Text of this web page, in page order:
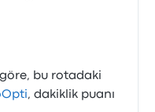
bu rotadaki
, dakiklik puanı